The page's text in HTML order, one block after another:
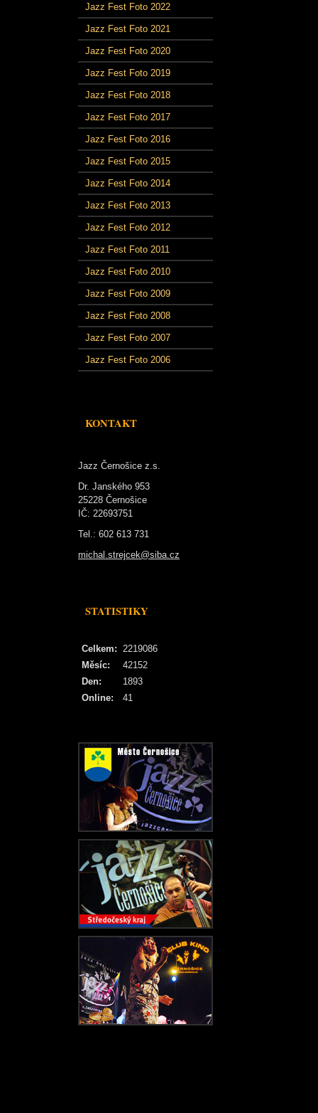
Jazz Fest Foto 2022
Jazz Fest Foto 2021
Jazz Fest Foto 2020
Jazz Fest Foto 2019
Jazz Fest Foto 2018
Jazz Fest Foto 2017
Jazz Fest Foto 2016
Jazz Fest Foto 2015
Jazz Fest Foto 2014
Jazz Fest Foto 2013
Jazz Fest Foto 2012
Jazz Fest Foto 2011
Jazz Fest Foto 2010
Jazz Fest Foto 2009
Jazz Fest Foto 2008
Jazz Fest Foto 2007
Jazz Fest Foto 2006
KONTAKT
Jazz Černošice z.s.
Dr. Janského 953
25228 Černošice
IČ: 22693751
Tel.: 602 613 731
michal.strejcek@siba.cz
STATISTIKY
Online: 41
Celkem: 2219086
Měsíc:
42152
Den:
1893